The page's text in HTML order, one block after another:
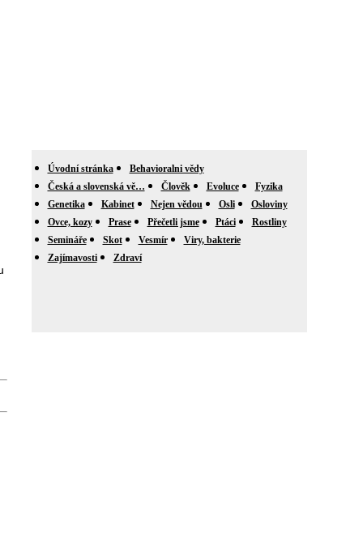
Úvodní stránka
Behavioralni vědy
Česká a slovenská vě…
Člověk Evoluce
Fyzika
Genetika
Kabinet Nejen vědou Osli
Osloviny
Ovce, kozy
Prase Přečetli jsme Ptáci
Rostliny
Semináře
Skot Vesmír
Viry, bakterie
Zajímavosti
Zdraví